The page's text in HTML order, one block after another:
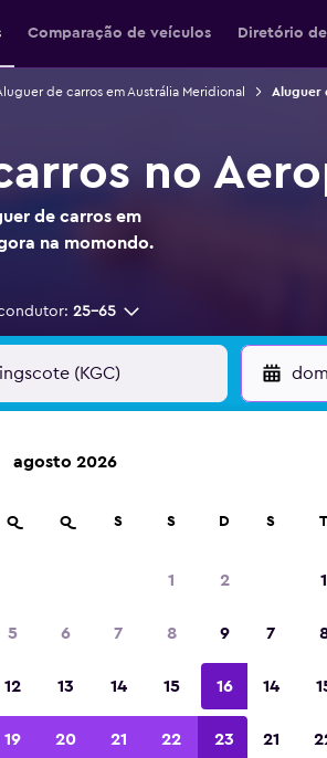
Comparação de veículos Diretório
de carros em Austrália Meridional Aluguer
no
de carros em
na momondo.
25-65
de 70.000 locais com a momondo.
de
agosto 2026
Q Q S S D
1 2
5 6 7 8 9
12 13 14 15 16
19 20 21 22 23
S T
1
7
14
21